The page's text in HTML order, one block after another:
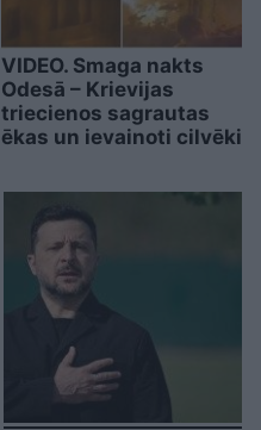
VIDEO. Smaga nakts
Odesā – Krievijas
triecienos sagrautas
ēkas un ievainoti cilvēki